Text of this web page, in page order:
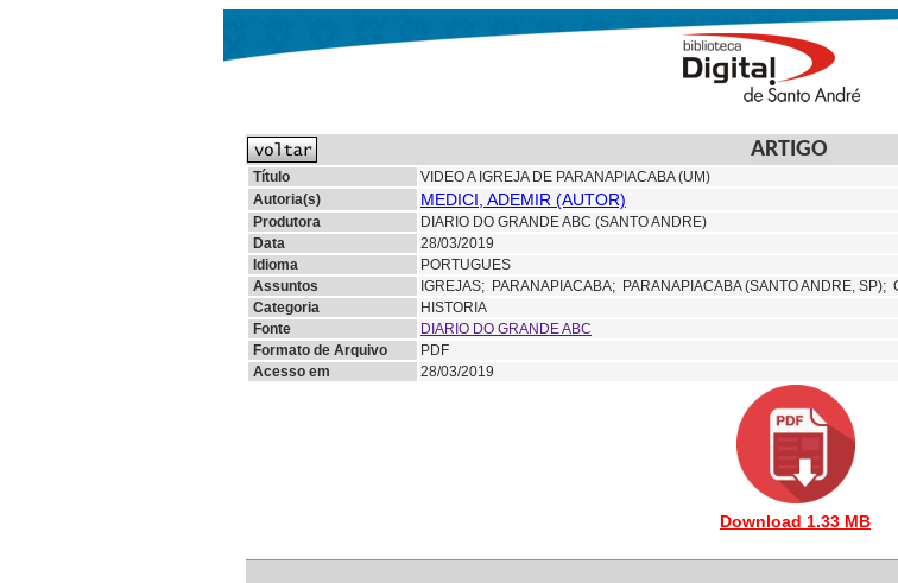
ARTIGO
Título
VIDEO A IGREJA DE PARANAPIACABA (UM)
Autoria(s)
MEDICI, ADEMIR (AUTOR)
Produtora
DIARIO DO GRANDE ABC (SANTO ANDRE)
Data
28/03/2019
Idioma
PORTUGUES
Assuntos
IGREJAS; PARANAPIACABA; PARANAPIACABA (SANTO ANDRE, SP);
Categoria
HISTORIA
Fonte
DIARIO DO GRANDE ABC
Formato de Arquivo
PDF
Acesso em
28/03/2019
Download 1.33 MB